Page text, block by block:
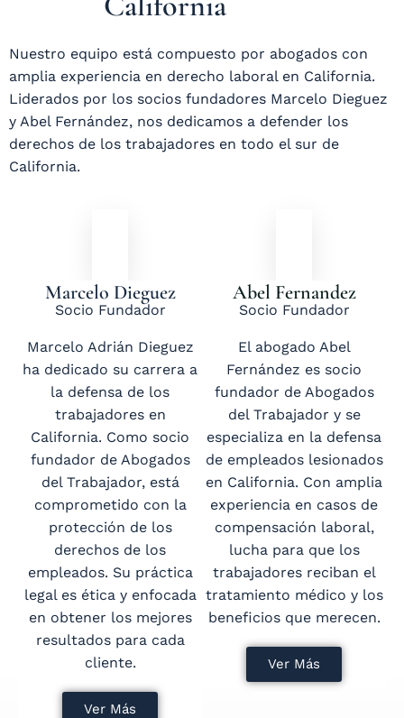
Nuestro equipo está compuesto por abogados con
amplia experiencia en derecho laboral en California.
Liderados por los socios fundadores Marcelo Dieguez
y Abel Fernández, nos dedicamos a defender los
derechos de los trabajadores en todo el sur de
California.
Marcelo Dieguez
Socio Fundador
Marcelo Adrián Dieguez
ha dedicado su carrera a
la defensa de los
trabajadores en
California. Como socio
fundador de Abogados
del Trabajador, está
comprometido con la
protección de los
derechos de los
empleados. Su práctica
legal es ética y enfocada
en obtener los mejores
resultados para cada
cliente.
Ver Más
Abel Fernandez
Socio Fundador
El abogado Abel
Fernández es socio
fundador de Abogados
del Trabajador y se
especializa en la defensa
de empleados lesionados
en California. Con amplia
experiencia en casos de
compensación laboral,
lucha para que los
trabajadores reciban el
tratamiento médico y los
beneficios que merecen.
Ver Más